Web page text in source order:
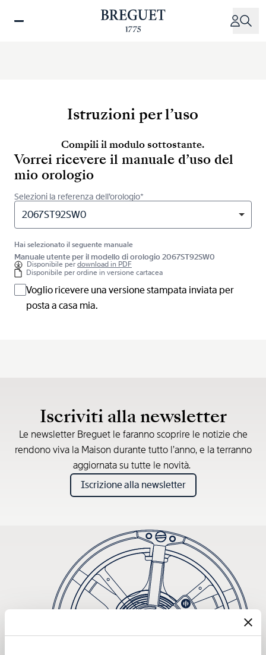
Istruzioni per l’uso
Compili il modulo sottostante.
Vorrei ricevere il manuale d’uso del
mio orologio
Selezioni la referenza dell’orologio*
2067ST92SW0
Hai selezionato il seguente manuale
Manuale utente per il modello di orologio 2067ST92SW0
Disponibile perdownload in PDF
Disponibile per ordine in versione cartacea
Voglio ricevere una versione stampata inviata per
posta a casa mia.
Iscriviti alla newsletter
Le newsletter Breguet le faranno scoprire le notizie che
rendono viva la Maison durante tutto l’anno, e la terranno
aggiornata su tutte le novità.
Iscrizione alla newsletter